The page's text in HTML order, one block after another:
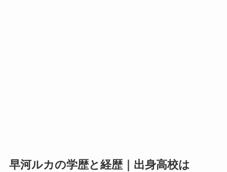
早河ルカの学歴と経歴｜出身高校は